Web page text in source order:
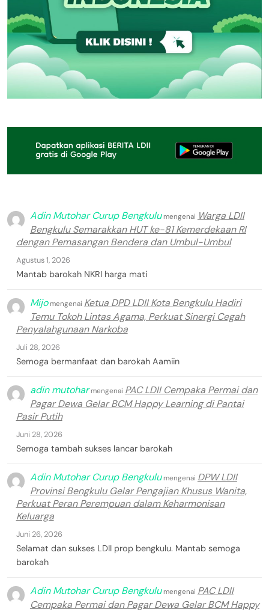
Adin Mutohar Curup Bengkulumengenai Warga LDII
Bengkulu Semarakkan HUT ke-81 Kemerdekaan RI
dengan Pemasangan Bendera dan Umbul-Umbul
Agustus 1, 2026
Mantab barokah NKRI harga mati
Mijomengenai Ketua DPD LDII Kota Bengkulu Hadiri
Temu Tokoh Lintas Agama, Perkuat Sinergi Cegah
Penyalahgunaan Narkoba
Juli 28, 2026
Semoga bermanfaat dan barokah Aamiin
adin mutoharmengenai PAC LDII Cempaka Permai dan
Pagar Dewa Gelar BCM Happy Learning di Pantai
Pasir Putih
Juni 28, 2026
Semoga tambah sukses lancar barokah
Adin Mutohar Curup Bengkulumengenai DPW LDII
Provinsi Bengkulu Gelar Pengajian Khusus Wanita,
Perkuat Peran Perempuan dalam Keharmonisan
Keluarga
Juni 26, 2026
Selamat dan sukses LDII prop bengkulu. Mantab semoga
barokah
Adin Mutohar Curup Bengkulumengenai PAC LDII
Cempaka Permai dan Pagar Dewa Gelar BCM Happy